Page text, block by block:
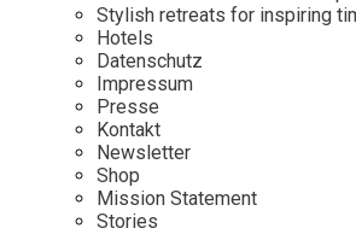
Stylish retreats for inspiring
Hotels
Datenschutz
Impressum
Presse
Kontakt
Newsletter
Shop
Mission Statement
Stories